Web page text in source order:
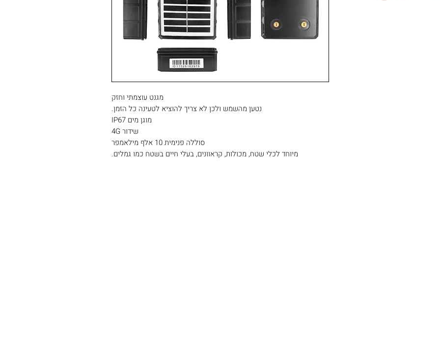
מגנט עוצמתי וחזק
נטען מהשמש ולכן לא צריך להוציא לטעינה כל הזמן.
מוגן מים IP67
שידור 4G
סוללה פנימית 10 אלף מילאמפר
מיוחד לכלי שטח, מכולות, קראוונים, בעלי חיים בשטח כמו גמלים.